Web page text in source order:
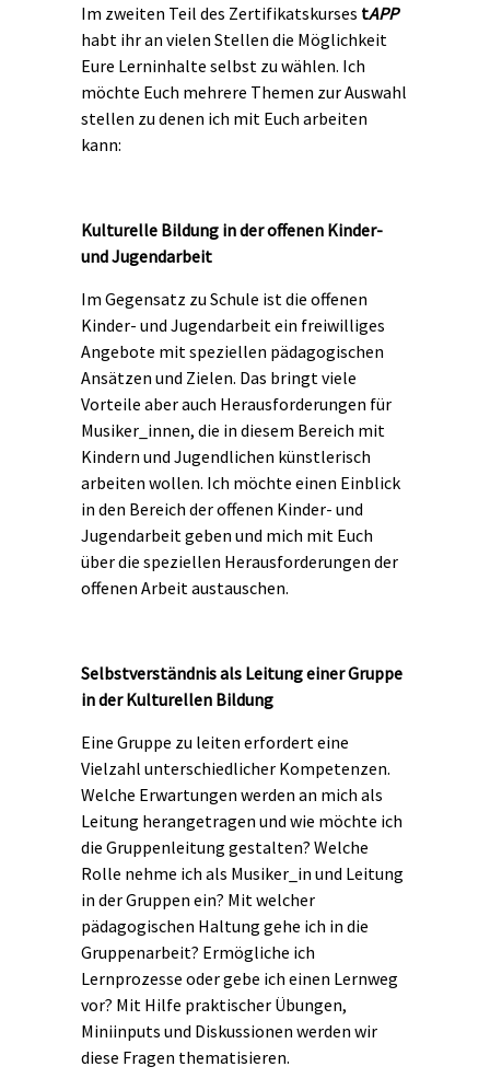
Im zweiten Teil des Zertifikatskurses tAPP
habt ihr an vielen Stellen die Möglichkeit
Eure Lerninhalte selbst zu wählen. Ich
möchte Euch mehrere Themen zur Auswahl
stellen zu denen ich mit Euch arbeiten
kann:
Kulturelle Bildung in der offenen Kinder-
und Jugendarbeit
Im Gegensatz zu Schule ist die offenen
Kinder- und Jugendarbeit ein freiwilliges
Angebote mit speziellen pädagogischen
Ansätzen und Zielen. Das bringt viele
Vorteile aber auch Herausforderungen für
Musiker_innen, die in diesem Bereich mit
Kindern und Jugendlichen künstlerisch
arbeiten wollen. Ich möchte einen Einblick
in den Bereich der offenen Kinder- und
Jugendarbeit geben und mich mit Euch
über die speziellen Herausforderungen der
offenen Arbeit austauschen.
Selbstverständnis als Leitung einer Gruppe
in der Kulturellen Bildung
Eine Gruppe zu leiten erfordert eine
Vielzahl unterschiedlicher Kompetenzen.
Welche Erwartungen werden an mich als
Leitung herangetragen und wie möchte ich
die Gruppenleitung gestalten? Welche
Rolle nehme ich als Musiker_in und Leitung
in der Gruppen ein? Mit welcher
pädagogischen Haltung gehe ich in die
Gruppenarbeit? Ermögliche ich
Lernprozesse oder gebe ich einen Lernweg
vor? Mit Hilfe praktischer Übungen,
Miniinputs und Diskussionen werden wir
diese Fragen thematisieren.